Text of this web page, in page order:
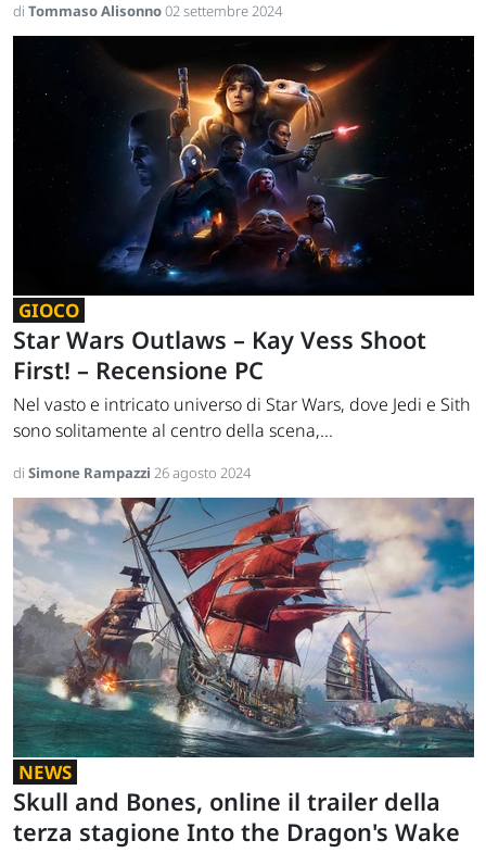
di Tommaso Alisonno02 settembre 2024
GIOCO
Star Wars Outlaws – Kay Vess Shoot
First! – Recensione PC
Nel vasto e intricato universo di Star Wars, dove Jedi e Sith
sono solitamente al centro della scena,...
di Simone Rampazzi 26 agosto 2024
NEWS
Skull and Bones, online il trailer della
terza stagione Into the Dragon's Wake